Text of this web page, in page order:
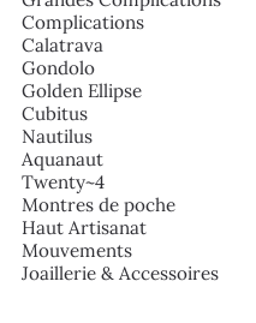
Complications
Calatrava
Gondolo
Golden Ellipse
Cubitus
Nautilus
Aquanaut
Twenty~4
Montres de poche
Haut Artisanat
Mouvements
Joaillerie & Accessoires